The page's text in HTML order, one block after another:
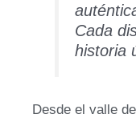
Cada
historia
Desde el valle